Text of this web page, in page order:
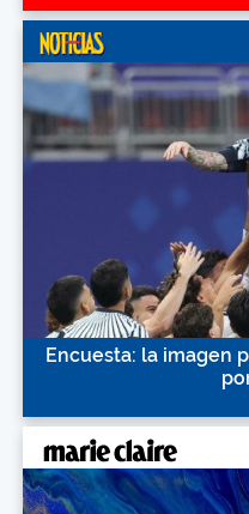
Encuesta: la imagen